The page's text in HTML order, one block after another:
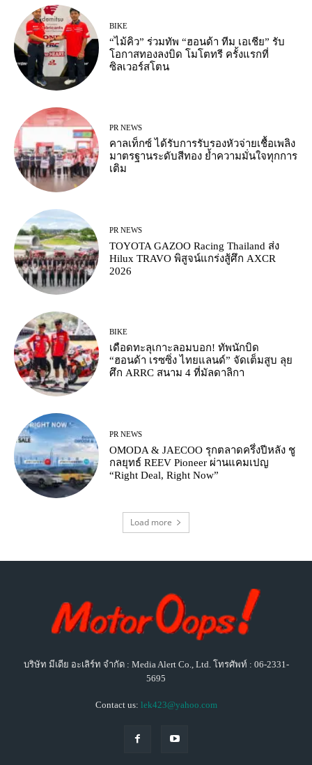
BIKE
“ไม้คิว” ร่วมทัพ “ฮอนด้า ทีม เอเชีย” รับ
โอกาสทองลงบิด โมโตทรี ครั้งแรกที่
ซิลเวอร์สโตน
PR NEWS
คาลเท็กซ์ ได้รับการรับรองหัวจ่ายเชื้อเพลิง
มาตรฐานระดับสีทอง ย้ำความมั่นใจทุกการ
เติม
PR NEWS
TOYOTA GAZOO Racing Thailand ส่ง
Hilux TRAVO พิสูจน์แกร่งสู้ศึก AXCR
2026
BIKE
เดือดทะลุเกาะลอมบอก! ทัพนักบิด
“ฮอนด้า เรซซิ่ง ไทยแลนด์” จัดเต็มสูบ ลุย
ศึก ARRC สนาม 4 ที่มัลดาลิกา
PR NEWS
OMODA & JAECOO รุกตลาดครึ่งปีหลัง ชู
กลยุทธ์ REEV Pioneer ผ่านแคมเปญ
“Right Deal, Right Now”
Load more
บริษัท มีเดีย อะเลิร์ท จำกัด : Media Alert Co., Ltd. โทรศัพท์ : 06-2331-
5695
Contact us: lek423@yahoo.com